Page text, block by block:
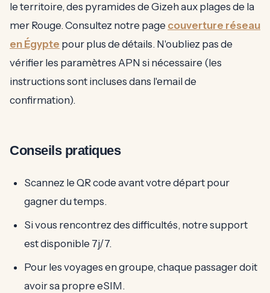
le territoire, des pyramides de Gizeh aux plages de la
mer Rouge. Consultez notre page couverture réseau
en Égypte pour plus de détails. N'oubliez pas de
vérifier les paramètres APN si nécessaire (les
instructions sont incluses dans l'email de
confirmation).
Conseils pratiques
Scannez le QR code avant votre départ pour
gagner du temps.
Si vous rencontrez des difficultés, notre support
est disponible 7j/7.
Pour les voyages en groupe, chaque passager doit
avoir sa propre eSIM.